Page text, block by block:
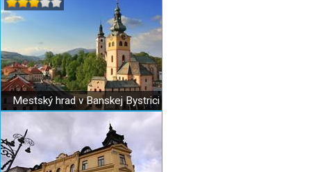
Mestský hrad v Banskej Bystrici